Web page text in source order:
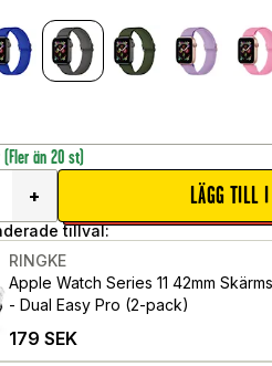
(Fler än 20 st)
+ LÄGG TILL
tillval:
RINGKE
Apple Watch Series 11 42mm
- Dual Easy Pro (2-pack)
179 SEK